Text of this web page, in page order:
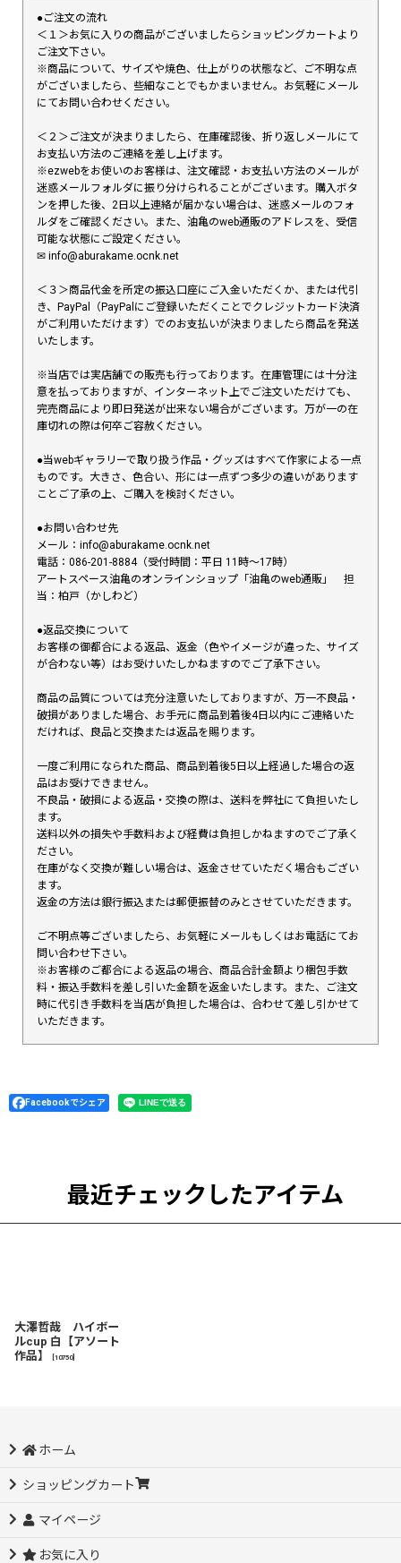
●ご注文の流れ
＜１＞お気に入りの商品がございましたらショッピングカートより
ご注文下さい。
※商品について、サイズや焼色、仕上がりの状態など、ご不明な点
がございましたら、些細なことでもかまいません。お気軽にメール
にてお問い合わせください。
＜２＞ご注文が決まりましたら、在庫確認後、折り返しメールにて
お支払い方法のご連絡を差し上げます。
※ezwebをお使いのお客様は、注文確認・お支払い方法のメールが
迷惑メールフォルダに振り分けられることがございます。購入ボタ
ンを押した後、2日以上連絡が届かない場合は、迷惑メールのフォ
ルダをご確認ください。また、油亀のweb通販のアドレスを、受信
可能な状態にご設定ください。
✉︎ info@aburakame.ocnk.net
＜３＞商品代金を所定の振込口座にご入金いただくか、または代引
き、PayPal（PayPalにご登録いただくことでクレジットカード決済
がご利用いただけます）でのお支払いが決まりましたら商品を発送
いたします。
※当店では実店舗での販売も行っております。在庫管理には十分注
意を払っておりますが、インターネット上でご注文いただけても、
完売商品により即日発送が出来ない場合がございます。万が一の在
庫切れの際は何卒ご容赦ください。
●当webギャラリーで取り扱う作品・グッズはすべて作家による一点
ものです。大きさ、色合い、形には一点ずつ多少の違いがあります
ことご了承の上、ご購入を検討ください。
●お問い合わせ先
メール：info@aburakame.ocnk.net
電話：086-201-8884（受付時間：平日 11時〜17時）
アートスペース油亀のオンラインショップ「油亀のweb通販」 担
当：柏戸（かしわど）
●返品交換について
お客様の御都合による返品、返金（色やイメージが違った、サイズ
が合わない等）はお受けいたしかねますのでご了承下さい。
商品の品質については充分注意いたしておりますが、万一不良品・
破損がありました場合、お手元に商品到着後4日以内にご連絡いた
だければ、良品と交換または返品を賜ります。
一度ご利用になられた商品、商品到着後5日以上経過した場合の返
品はお受けできません。
不良品・破損による返品・交換の際は、送料を弊社にて負担いたし
ます。
送料以外の損失や手数料および経費は負担しかねますのでご了承く
ださい。
在庫がなく交換が難しい場合は、返金させていただく場合もござい
ます。
返金の方法は銀行振込または郵便振替のみとさせていただきます。
ご不明点等ございましたら、お気軽にメールもしくはお電話にてお
問い合わせ下さい。
※お客様のご都合による返品の場合、商品合計金額より梱包手数
料・振込手数料を差し引いた金額を返金いたします。また、ご注文
時に代引き手数料を当店が負担した場合は、合わせて差し引かせて
いただきます。
Facebookでシェア
最近チェックしたアイテム
大澤哲哉 ハイボー
ルcup 白【アソート
作品】
10750]
ホーム
ショッピングカート
マイページ
お気に入り